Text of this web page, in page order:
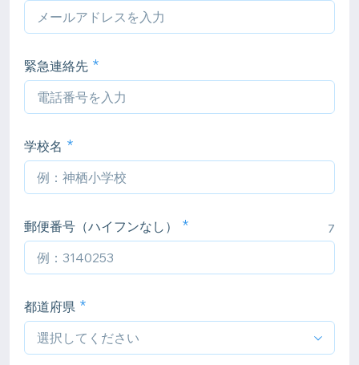
緊急連絡先
学校名
郵便番号（ハイフンなし） 7
都道府県